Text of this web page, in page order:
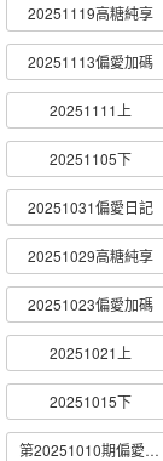
20251119高糖純享
20251113偏愛加碼
20251111上
20251105下
20251031偏愛日記
20251029高糖純享
20251023偏愛加碼
20251021上
20251015下
第20251010期偏愛日記